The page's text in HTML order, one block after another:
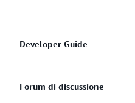
Developer Guide
Ulteriori informazioni
Forum di discussione